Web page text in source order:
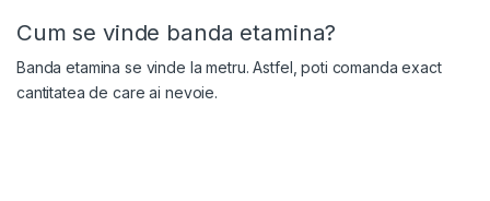
Cum se vinde banda etamina?
Banda etamina se vinde la metru. Astfel, poti comanda exact
cantitatea de care ai nevoie.